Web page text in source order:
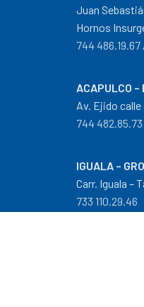
Juan
Hornos
744
ACAPULCO –
Av. Ejido
744
IGUALA – GRO
Carr. Iguala –
733 110.29.46